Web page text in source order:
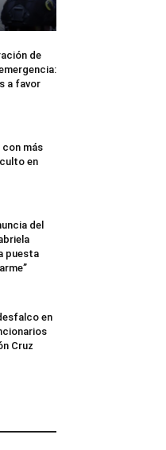
de
a favor
más
en
del
puesta
en
Cruz